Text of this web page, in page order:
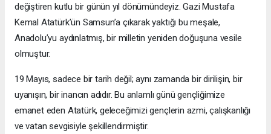
değiştiren kutlu bir günün yıl dönümündeyiz. Gazi Mustafa
Kemal Atatürk’ün Samsun’a çıkarak yaktığı bu meşale,
Anadolu’yu aydınlatmış, bir milletin yeniden doğuşuna vesile
olmuştur.
19 Mayıs, sadece bir tarih değil; aynı zamanda bir dirilişin, bir
uyanışın, bir inancın adıdır. Bu anlamlı günü gençliğimize
emanet eden Atatürk, geleceğimizi gençlerin azmi, çalışkanlığı
ve vatan sevgisiyle şekillendirmiştir.